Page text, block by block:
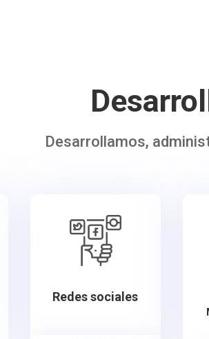
Desarrollamos,
Redes sociales